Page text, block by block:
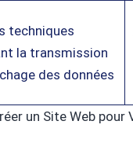
techniques
la transmission
des données
un Site Web pour